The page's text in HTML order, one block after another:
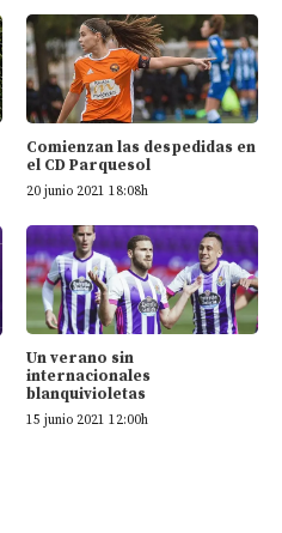
Comienzan las despedidas en
el CD Parquesol
20 junio 2021 18:08h
Un verano sin
internacionales
blanquivioletas
15 junio 2021 12:00h